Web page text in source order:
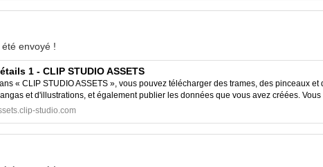
envoyé !
1 - CLIP STUDIO ASSETS
« CLIP STUDIO ASSETS », vous pouvez télécharger des trames, des pinceaux
et d'illustrations, et également publier les données que vous avez créées.
PAINT.
studio.com